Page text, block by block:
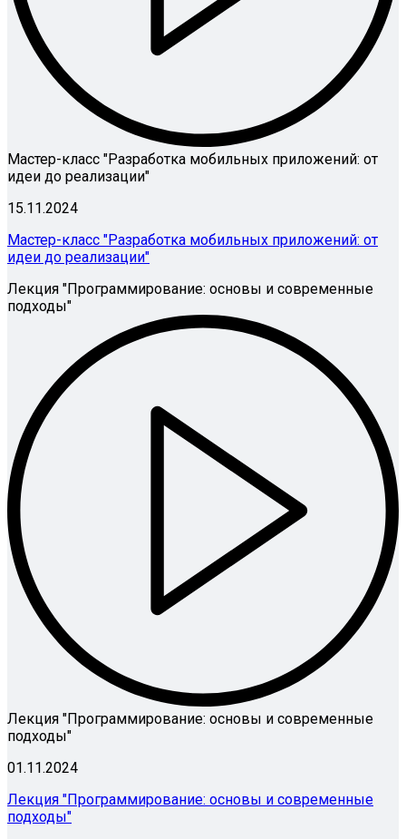
Мастер-класс "Разработка мобильных приложений: от
идеи до реализации"
15.11.2024
Мастер-класс "Разработка мобильных приложений: от
идеи до реализации"
Лекция "Программирование: основы и современные
подходы"
Лекция "Программирование: основы и современные
подходы"
01.11.2024
Лекция "Программирование: основы и современные
подходы"